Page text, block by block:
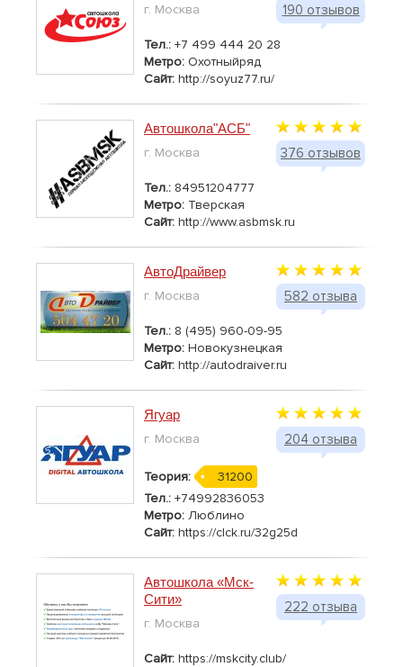
190 отзывов
г. Москва
Тел.: +7 499 444 20 28
Метро: Охотныйряд
Сайт: http://soyuz77.ru/
376 отзывов
Автошкола"АСБ"
г. Москва
Тел.: 84951204777
Метро: Тверская
Сайт: http://www.asbmsk.ru
582 отзыва
АвтоДрайвер
г. Москва
Тел.: 8 (495) 960-09-95
Метро: Новокузнецкая
Сайт: http://autodraiver.ru
204 отзыва
Ягуар
г. Москва
Теория:
31200
Тел.: +74992836053
Метро: Люблино
Сайт: https://clck.ru/32g25d
222 отзыва
Автошкола «Мск-
Сити»
г. Москва
Сайт: https://mskcity.club/